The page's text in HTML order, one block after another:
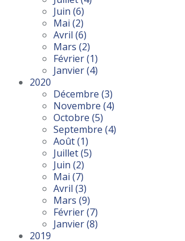
Juin (6)
Mai (2)
Avril (6)
Mars (2)
Février(1)
Janvier(4)
2020
Décembre (3)
Novembre (4)
Octobre (5)
Septembre (4)
Août(1)
Juillet(5)
Juin (2)
Mai (7)
Avril (3)
Mars (9)
Février(7)
Janvier(8)
2019